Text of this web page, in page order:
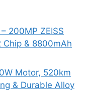
200MP ZEISS
Chip & 8800mAh
Motor, 520km
& Durable Alloy